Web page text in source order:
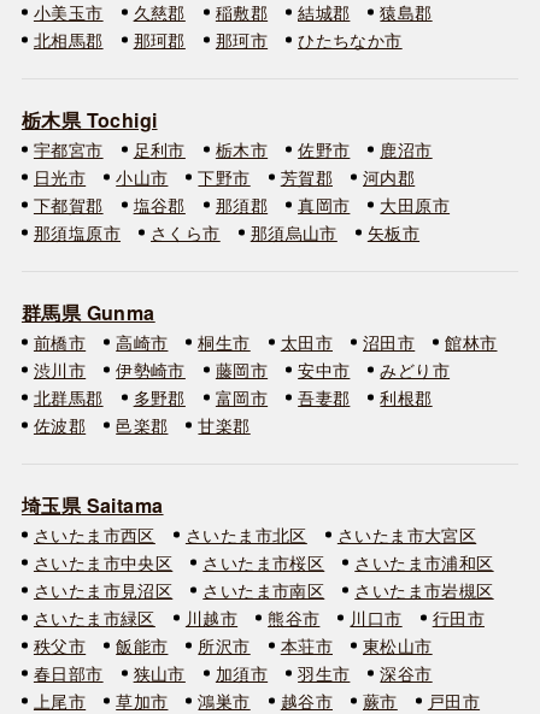
小美玉市
久慈郡 稲敷郡 結城郡
猿島郡
北相馬郡
那珂郡 那珂市 ひたちなか市
栃木県 Tochigi
宇都宮市 足利市 栃木市 佐野市
鹿沼市
日光市
小山市 下野市 芳賀郡
河内郡
下都賀郡
塩谷郡 那須郡 真岡市
大田原市
那須塩原市
さくら市 那須烏山市 矢板市
群馬県 Gunma
前橋市 高崎市 桐生市 太田市 沼田市
館林市
渋川市
伊勢崎市 藤岡市 安中市
みどり市
北群馬郡
多野郡 富岡市 吾妻郡
利根郡
佐波郡
邑楽郡 甘楽郡
埼玉県 Saitama
さいたま市西区 さいたま市北区
さいたま市大宮区
さいたま市中央区
さいたま市桜区
さいたま市浦和区
さいたま市見沼区
さいたま市南区
さいたま市岩槻区
さいたま市緑区
川越市 熊谷市 川口市
行田市
秩父市
飯能市 所沢市 本荘市
東松山市
春日部市
狭山市 加須市 羽生市
深谷市
上尾市
草加市 鴻巣市 越谷市 蕨市
戸田市